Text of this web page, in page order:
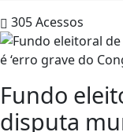
305Acessos
Fundo
disputa